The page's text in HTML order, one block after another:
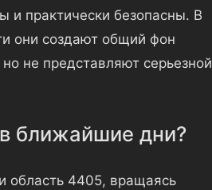
и практически безопасны. В
они создают общий фон
но не представляют серьезной
ближайшие дни?
область 4405, вращаясь